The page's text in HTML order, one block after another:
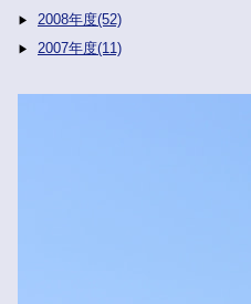
2008年度(52)
2007年度(11)